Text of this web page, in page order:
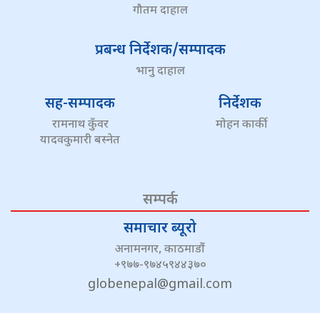
गौतम दाहाल
प्रबन्ध निर्देशक/सम्पादक
भानु दाहाल
सह-सम्पादक
रामनाथ कुँवर
यादवकुमारी बस्नेत
निर्देशक
मोहन कार्की
सम्पर्क
समाचार ब्यूरो
अनामनगर, काठमाडौं
+९७७-९७४५९४४३७०
globenepal@gmail.com